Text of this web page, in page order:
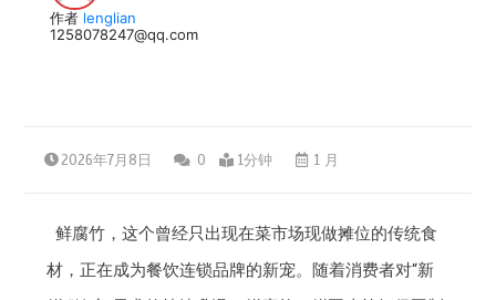
作者 lenglian
1258078247@qq.com
2026年7月8日 0 1分钟 1 月
鲜腐竹，这个曾经只出现在菜市场现做摊位的传统食
材，正在成为餐饮连锁品牌的新宠。随着消费者对“新